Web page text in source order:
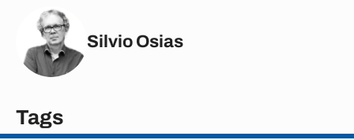
Silvio Osias
Tags